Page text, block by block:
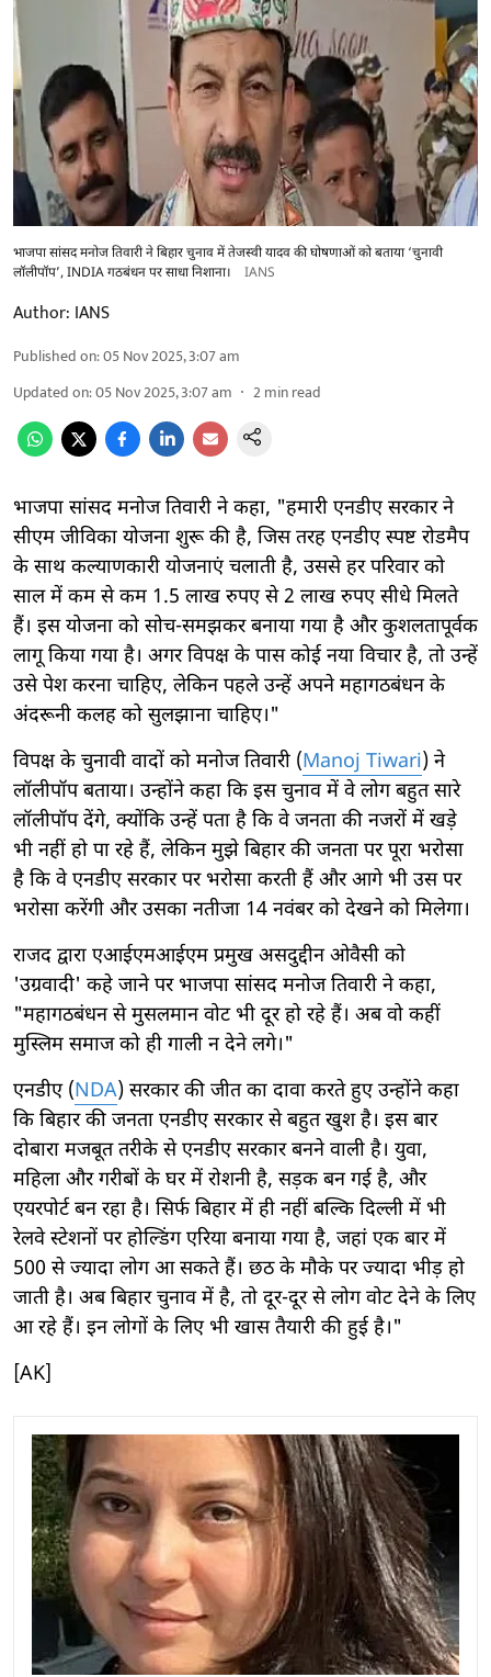
भाजपा सांसद मनोज तिवारी ने बिहार चुनाव में तेजस्वी यादव की घोषणाओं को बताया ‘चुनावी
लॉलीपॉप’, INDIA गठबंधन पर साधा निशाना।
IANS
Author: IANS
Published on:05 Nov 2025, 3:07 am
Updated on:05 Nov 2025, 3:07 am 2min read
भाजपा सांसद मनोज तिवारी ने कहा, "हमारी एनडीए सरकार ने
सीएम जीविका योजना शुरू की है, जिस तरह एनडीए स्पष्ट रोडमैप
के साथ कल्याणकारी योजनाएं चलाती है, उससे हर परिवार को
साल में कम से कम 1.5 लाख रुपए से 2 लाख रुपए सीधे मिलते
हैं। इस योजना को सोच-समझकर बनाया गया है और कुशलतापूर्वक
लागू किया गया है। अगर विपक्ष के पास कोई नया विचार है, तो उन्हें
उसे पेश करना चाहिए, लेकिन पहले उन्हें अपने महागठबंधन के
अंदरूनी कलह को सुलझाना चाहिए।"
विपक्ष के चुनावी वादों को मनोज तिवारी (Manoj Tiwari) ने
लॉलीपॉप बताया। उन्होंने कहा कि इस चुनाव में वे लोग बहुत सारे
लॉलीपॉप देंगे, क्योंकि उन्हें पता है कि वे जनता की नजरों में खड़े
भी नहीं हो पा रहे हैं, लेकिन मुझे बिहार की जनता पर पूरा भरोसा
है कि वे एनडीए सरकार पर भरोसा करती हैं और आगे भी उस पर
भरोसा करेंगी और उसका नतीजा 14 नवंबर को देखने को मिलेगा।
राजद द्वारा एआईएमआईएम प्रमुख असदुद्दीन ओवैसी को
'उग्रवादी' कहे जाने पर भाजपा सांसद मनोज तिवारी ने कहा,
"महागठबंधन से मुसलमान वोट भी दूर हो रहे हैं। अब वो कहीं
मुस्लिम समाज को ही गाली न देने लगे।"
एनडीए (NDA) सरकार की जीत का दावा करते हुए उन्होंने कहा
कि बिहार की जनता एनडीए सरकार से बहुत खुश है। इस बार
दोबारा मजबूत तरीके से एनडीए सरकार बनने वाली है। युवा,
महिला और गरीबों के घर में रोशनी है, सड़क बन गई है, और
एयरपोर्ट बन रहा है। सिर्फ बिहार में ही नहीं बल्कि दिल्ली में भी
रेलवे स्टेशनों पर होल्डिंग एरिया बनाया गया है, जहां एक बार में
500 से ज्यादा लोग आ सकते हैं। छठ के मौके पर ज्यादा भीड़ हो
जाती है। अब बिहार चुनाव में है, तो दूर-दूर से लोग वोट देने के लिए
आ रहे हैं। इन लोगों के लिए भी खास तैयारी की हुई है।"
[AK]